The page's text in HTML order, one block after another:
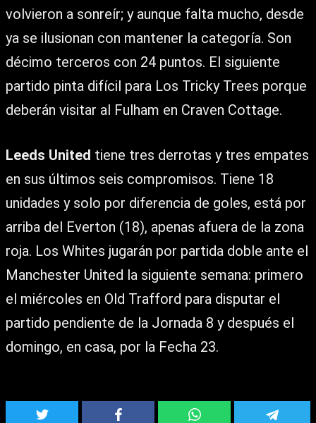
volvieron a sonreír; y aunque falta mucho, desde
ya se ilusionan con mantener la categoría. Son
décimo terceros con 24 puntos. El siguiente
partido pinta difícil para Los Tricky Trees porque
deberán visitar al Fulham en Craven Cottage.
Leeds United tiene tres derrotas y tres empates
en sus últimos seis compromisos. Tiene 18
unidades y solo por diferencia de goles, está por
arriba del Everton (18), apenas afuera de la zona
roja. Los Whites jugarán por partida doble ante el
Manchester United la siguiente semana: primero
el miércoles en Old Trafford para disputar el
partido pendiente de la Jornada 8 y después el
domingo, en casa, por la Fecha 23.